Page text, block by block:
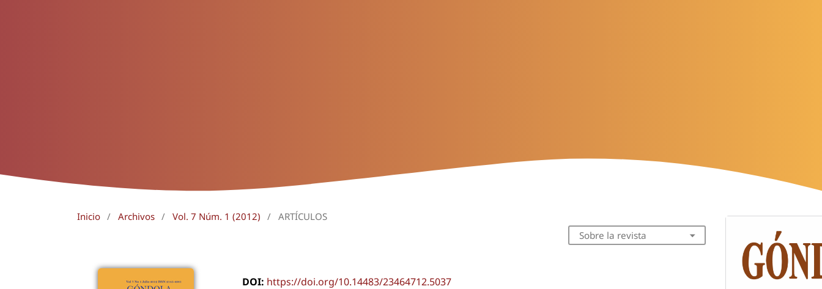
Inicio / Archivos / Vol. 7 Núm. 1 (2012) / ARTÍCULOS
DOI: https://doi.org/10.14483/23464712.5037
Sobre la revista